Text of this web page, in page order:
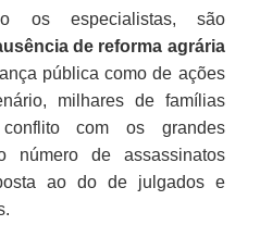
os especialistas, são
de reforma agrária
pública como de ações
milhares de famílias
com os grandes
número de assassinatos
ao do de julgados e